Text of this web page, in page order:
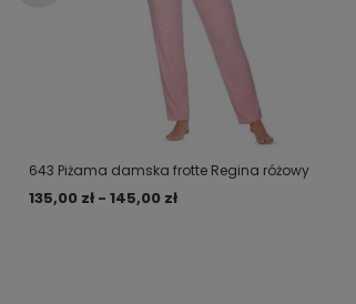
643 Piżama damska frotte Regina różowy
135,00 zł - 145,00 zł